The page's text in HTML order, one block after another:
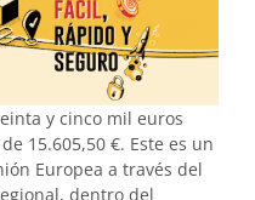
y cinco mil euros
15.605,50 €. Este es un
Europea a través del
dentro del